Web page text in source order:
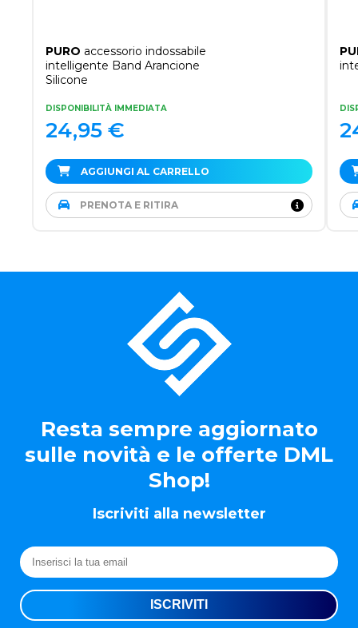
PURO accessorio indossabile
intelligente Band Arancione
Silicone
DISPONIBILITÀ IMMEDIATA
24,95 €
AGGIUNGI AL CARRELLO
PRENOTA E RITIRA
Resta sempre aggiornato
sulle novità e le offerte DML
Shop!
Iscriviti alla newsletter